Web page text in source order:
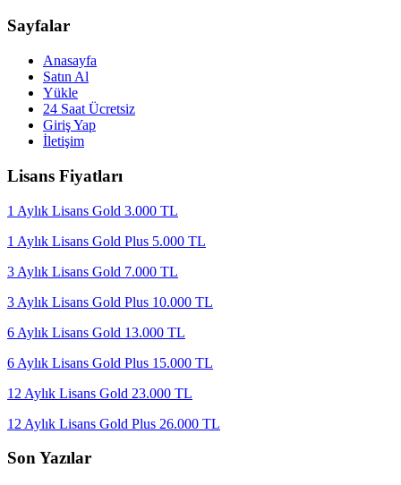
Sayfalar
Anasayfa
Satın Al
Yükle
24 Saat Ücretsiz
Giriş Yap
İletişim
Lisans Fiyatları
1 Aylık Lisans Gold 3.000 TL
1 Aylık Lisans Gold Plus 5.000 TL
3 Aylık Lisans Gold 7.000 TL
3 Aylık Lisans Gold Plus 10.000 TL
6 Aylık Lisans Gold 13.000 TL
6 Aylık Lisans Gold Plus 15.000 TL
12 Aylık Lisans Gold 23.000 TL
12 Aylık Lisans Gold Plus 26.000 TL
Son Yazılar